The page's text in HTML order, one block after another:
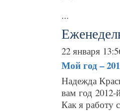
...
22 января
Мой год –
Надежда
вам год
Как я работу